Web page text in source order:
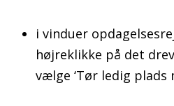
i vinduer
højreklikke på det
vælge ‘Tør ledig plads